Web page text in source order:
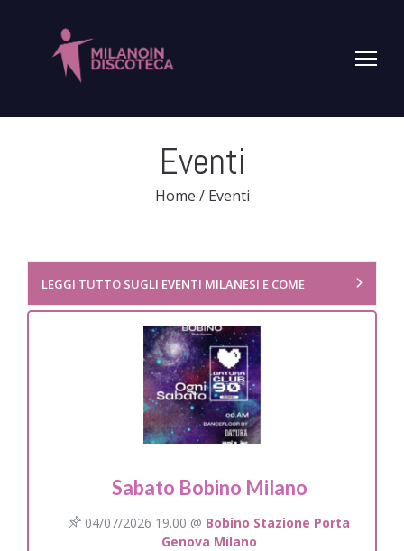
Eventi
Home /Eventi
LEGGI TUTTO SUGLI EVENTI MILANESI E COME
Sabato Bobino Milano
04/07/2026 19.00 @ Bobino Stazione Porta
Genova Milano